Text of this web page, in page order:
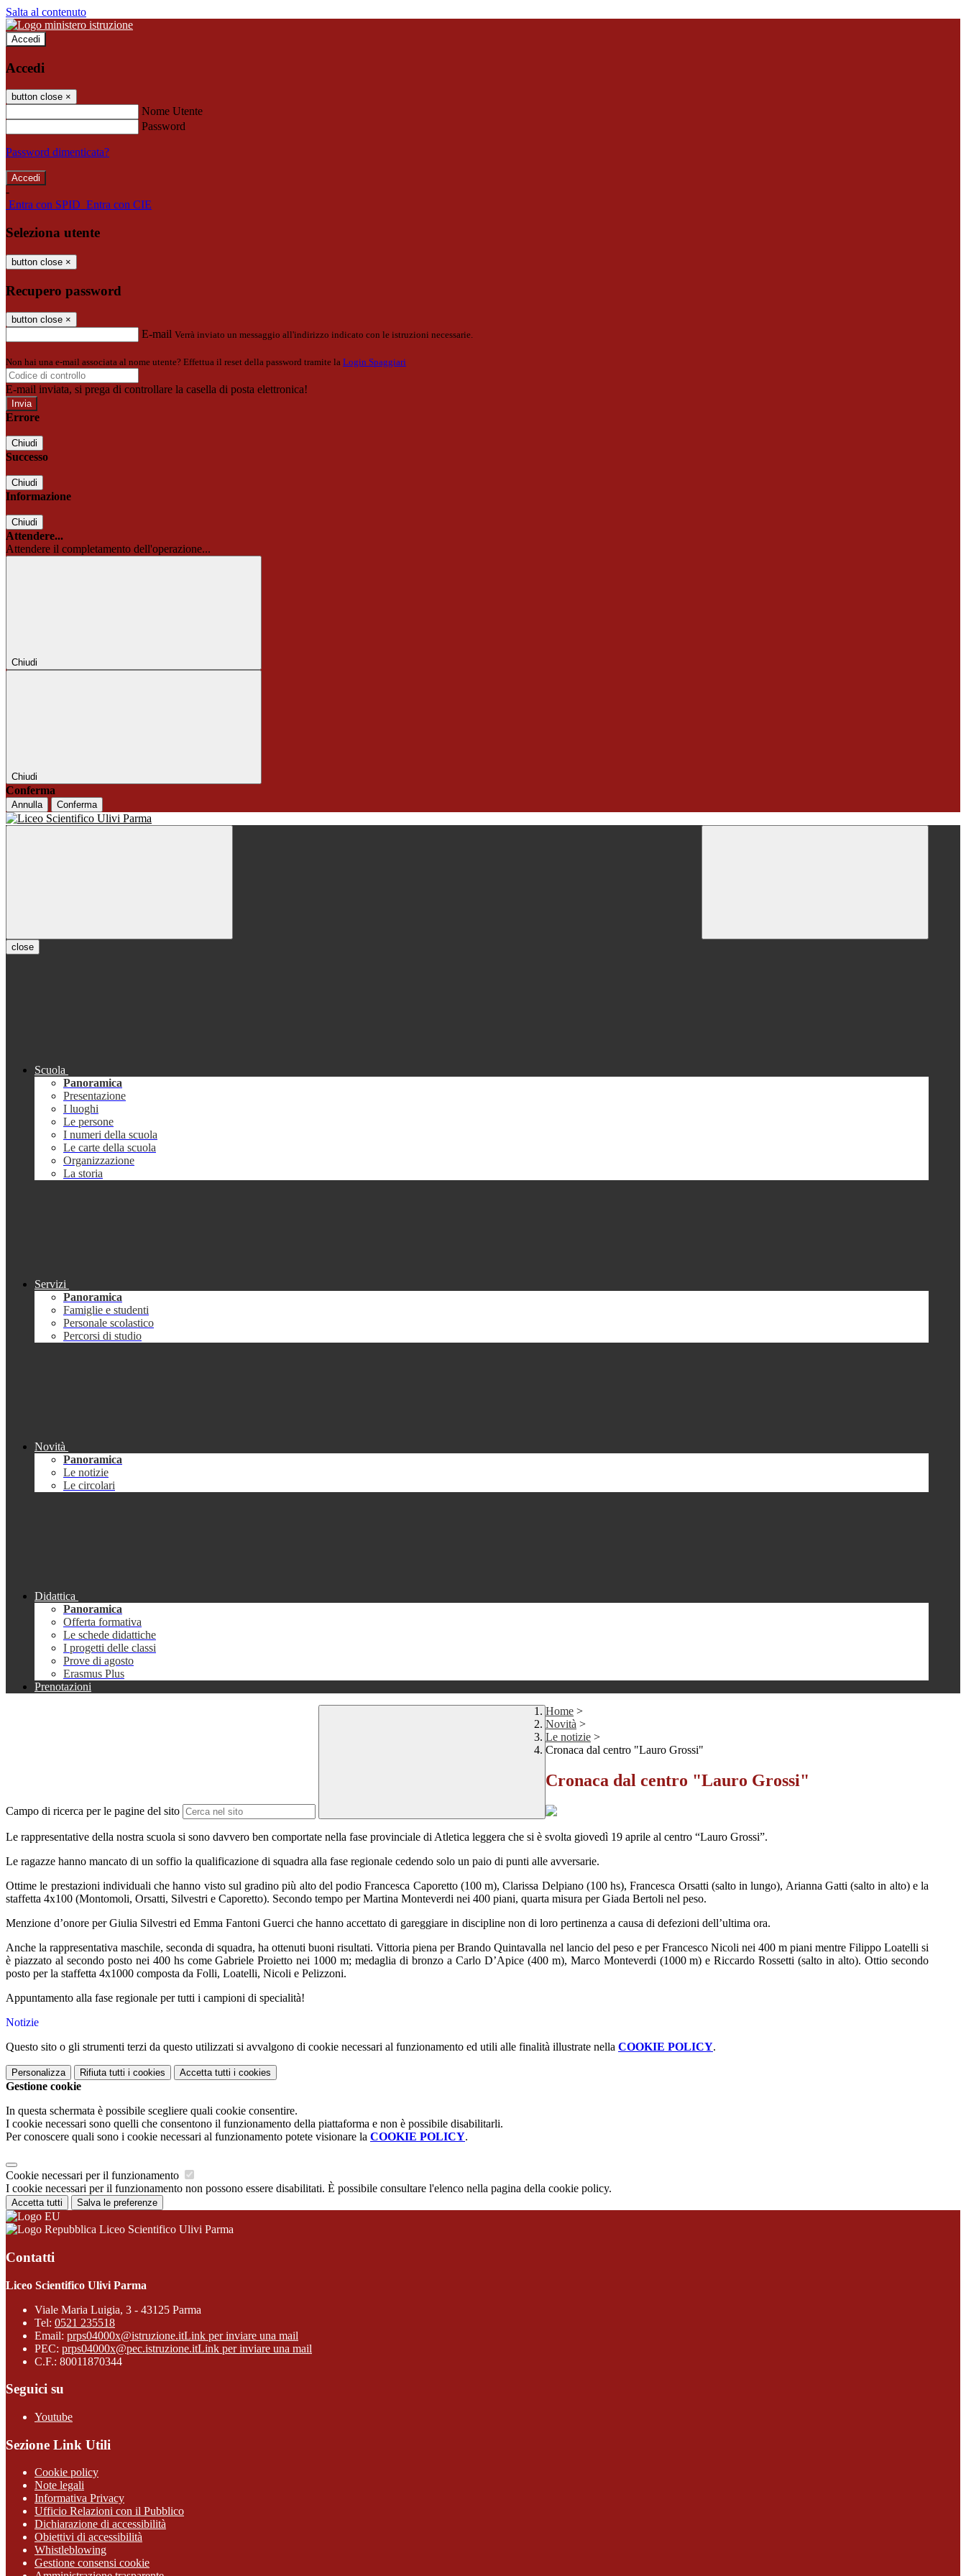
Salta al contenuto
Accedi
Accedi
button close ×
Nome Utente
Password
Password dimenticata?
-
Entra con SPID Entra con CIE
Seleziona utente
button close ×
Recupero password
button close ×
E-mail Verrà inviato un messaggio all'indirizzo indicato con le istruzioni necessarie.
Non hai una e-mail associata al nome utente? Effettua il reset della password tramite la Login Spaggiari
E-mail inviata, si prega di controllare la casella di posta elettronica!
Errore
Chiudi
Successo
Chiudi
Informazione
Chiudi
Attendere...
Attendere il completamento dell'operazione...
Chiudi
Chiudi
Conferma
Annulla Conferma
close
Scuola
Panoramica
Presentazione
I luoghi
Le persone
I numeri della scuola
Le carte della scuola
Organizzazione
La storia
Servizi
Panoramica
Famiglie e studenti
Personale scolastico
Percorsi di studio
Novità
Panoramica
Le notizie
Le circolari
Didattica
Panoramica
Offerta formativa
Le schede didattiche
I progetti delle classi
Prove di agosto
Erasmus Plus
Prenotazioni
Campo di ricerca per le pagine del sito
Home >
Novità >
Le notizie >
Cronaca dal centro "Lauro Grossi"
Cronaca dal centro "Lauro Grossi"
Le rappresentative della nostra scuola si sono davvero ben comportate nella fase provinciale di Atletica leggera che si è svolta giovedì 19 aprile al centro “Lauro Grossi”.
Le ragazze hanno mancato di un soffio la qualificazione di squadra alla fase regionale cedendo solo un paio di punti alle avversarie.
Ottime le prestazioni individuali che hanno visto sul gradino più alto del podio Francesca Caporetto (100 m), Clarissa Delpiano (100 hs), Francesca Orsatti (salto in lungo), Arianna Gatti (salto in alto) e la
staffetta 4x100 (Montomoli, Orsatti, Silvestri e Caporetto). Secondo tempo per Martina Monteverdi nei 400 piani, quarta misura per Giada Bertoli nel peso.
Menzione d’onore per Giulia Silvestri ed Emma Fantoni Guerci che hanno accettato di gareggiare in discipline non di loro pertinenza a causa di defezioni dell’ultima ora.
Anche la rappresentativa maschile, seconda di squadra, ha ottenuti buoni risultati. Vittoria piena per Brando Quintavalla nel lancio del peso e per Francesco Nicoli nei 400 m piani mentre Filippo Loatelli si
è piazzato al secondo posto nei 400 hs come Gabriele Proietto nei 1000 m; medaglia di bronzo a Carlo D’Apice (400 m), Marco Monteverdi (1000 m) e Riccardo Rossetti (salto in alto). Ottio secondo
posto per la staffetta 4x1000 composta da Folli, Loatelli, Nicoli e Pelizzoni.
Appuntamento alla fase regionale per tutti i campioni di specialità!
Notizie
Questo sito o gli strumenti terzi da questo utilizzati si avvalgono di cookie necessari al funzionamento ed utili alle finalità illustrate nella COOKIE POLICY.
Personalizza Rifiuta tutti i cookies Accetta tutti i cookies
Gestione cookie
In questa schermata è possibile scegliere quali cookie consentire.
I cookie necessari sono quelli che consentono il funzionamento della piattaforma e non è possibile disabilitarli.
Per conoscere quali sono i cookie necessari al funzionamento potete visionare la COOKIE POLICY.
Cookie necessari per il funzionamento
I cookie necessari per il funzionamento non possono essere disabilitati. È possibile consultare l'elenco nella pagina della cookie policy.
Accetta tutti Salva le preferenze
Liceo Scientifico Ulivi Parma
Contatti
Liceo Scientifico Ulivi Parma
Viale Maria Luigia, 3 - 43125 Parma
Tel: 0521 235518
Email: prps04000x@istruzione.itLink per inviare una mail
PEC: prps04000x@pec.istruzione.itLink per inviare una mail
C.F.: 80011870344
Seguici su
Youtube
Sezione Link Utili
Cookie policy
Note legali
Informativa Privacy
Ufficio Relazioni con il Pubblico
Dichiarazione di accessibilità
Obiettivi di accessibilità
Whistleblowing
Gestione consensi cookie